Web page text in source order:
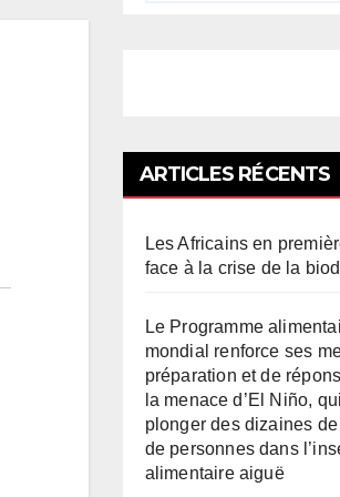
ARTICLES RÉCENTS
Les Africains en
face à la crise de la
Le Programme
mondial renforce ses
préparation et de
la menace d’El Niño,
plonger des dizaines
de personnes dans
alimentaire aiguë